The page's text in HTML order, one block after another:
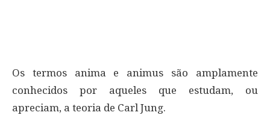
Os termos anima e animus são amplamente
conhecidos por aqueles que estudam, ou
apreciam, a teoria de Carl Jung.